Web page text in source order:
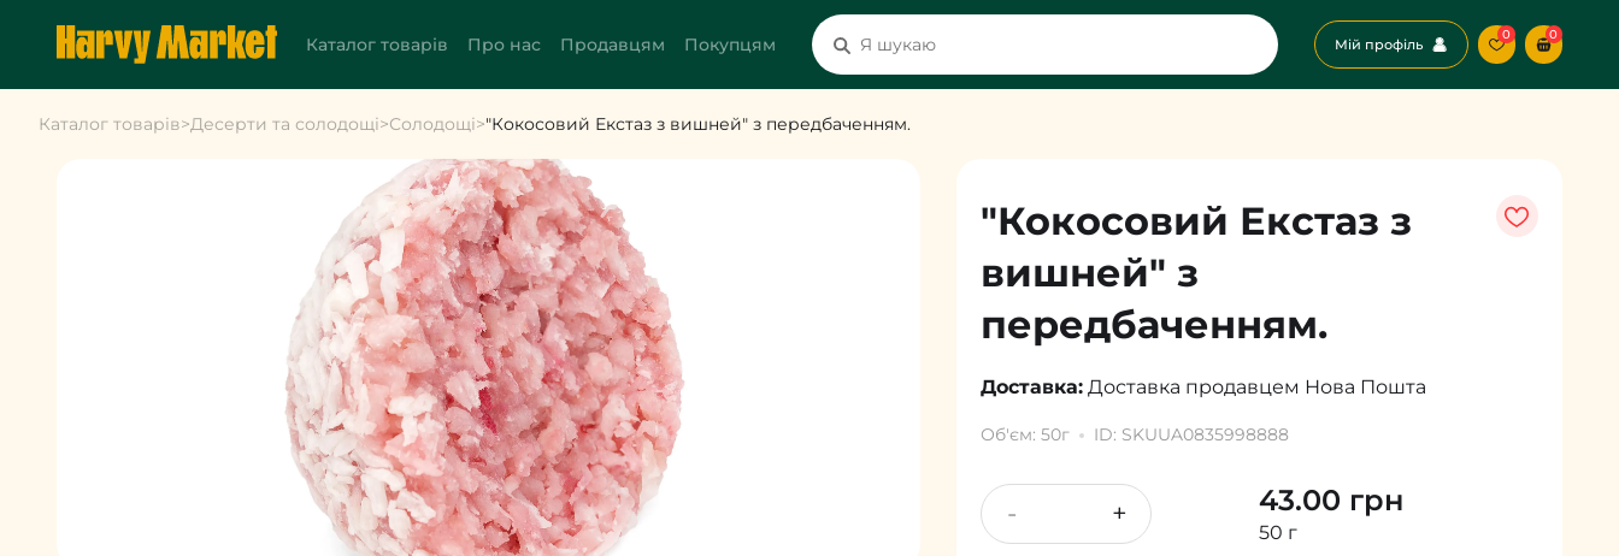
Каталог товарів Про нас Продавцям Покупцям Мій профіль
0 0
Каталог товарів>Десерти та солодощі>Солодощі>"Кокосовий Екстаз з вишней" з передбаченням.
"Кокосовий Екстаз з
вишней" з
передбаченням.
Доставка: Доставка продавцем Нова Пошта
Об'єм: 50г ID: SKUUA0835998888
- + 43.00 грн
50 г